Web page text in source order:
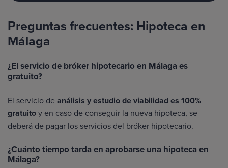
Preguntas frecuentes: Hipoteca en
Málaga
¿El servicio de bróker hipotecario en Málaga es
gratuito?
El servicio de análisis y estudio de viabilidad es 100%
gratuitoy en caso de conseguir la nueva hipoteca, se
deberá de pagar los servicios del bróker hipotecario.
¿Cuánto tiempo tarda en aprobarse una hipoteca en
Málaga?